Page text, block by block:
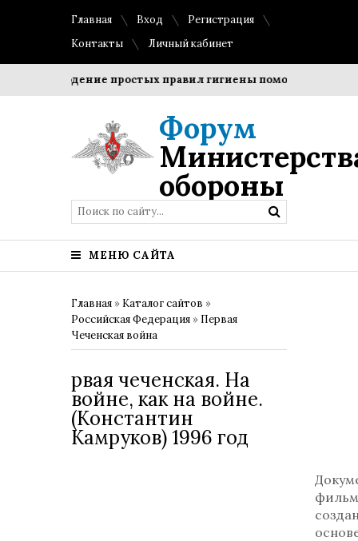
Главная Вход
Регистрация
Контакты
Личный кабинет
Соблюдение простых правил гигиены помогает
Форум
обороны
МЕНЮ САЙТА
Главная » Каталог сайтов »
Российская Федерация » Первая
Чеченская война
рвая чеченская. На
войне, как на войне.
(Константин
Камруков) 1996 год